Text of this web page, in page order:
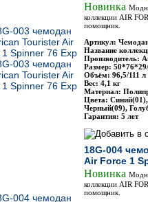
Новинка
коллекции AIR
помощник.
Артикул:
Название
Производитель:
Размер:
Объём: 96,5/111 л
Вес: 4,1 кг
Материал:
Цвета:
Черный(09),
Гарантия: 5 лет
18G-004
Air Force 1
Новинка
коллекции AIR
помощник.